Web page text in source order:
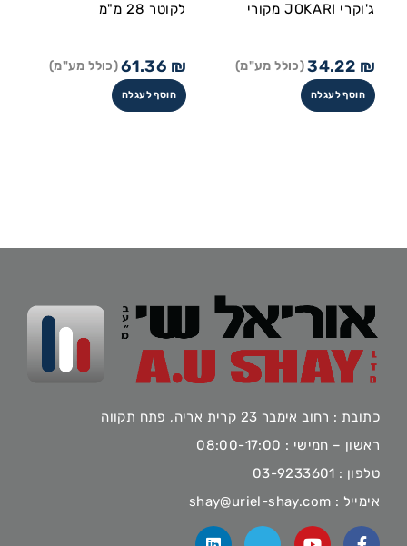
ג'וקרי JOKARI מקורי
34.22 ₪ (כולל מע"מ)
הוסף לעגלה
לקוטר 28 מ"מ
61.36 ₪ (כולל מע"מ)
הוסף לעגלה
כתובת : רחוב אימבר 23 קרית אריה, פתח תקווה
ראשון – חמישי : 08:00-17:00
טלפון : 03-9233601
אימייל : shay@uriel-shay.com